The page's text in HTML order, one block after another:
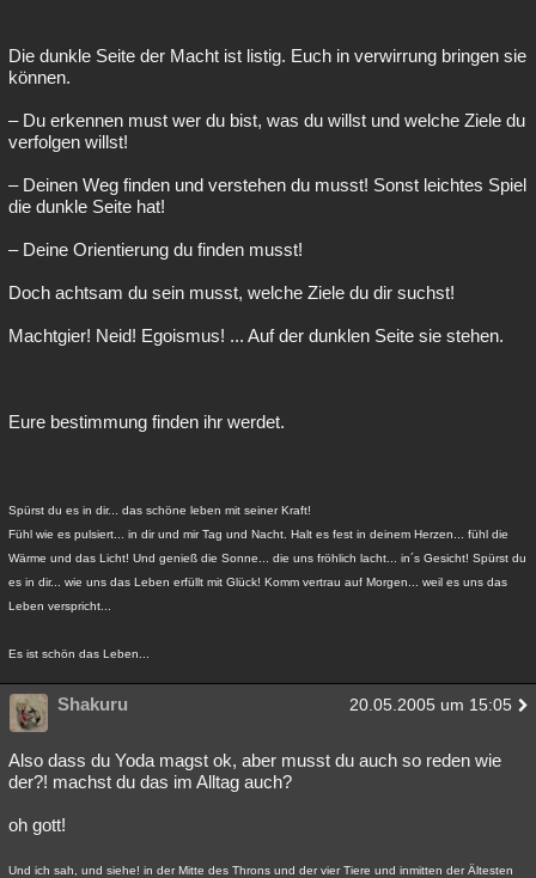
Die dunkle Seite der Macht ist listig. Euch in verwirrung bringen sie
können.
– Du erkennen must wer du bist, was du willst und welche Ziele du
verfolgen willst!
– Deinen Weg finden und verstehen du musst! Sonst leichtes Spiel
die dunkle Seite hat!
– Deine Orientierung du finden musst!
Doch achtsam du sein musst, welche Ziele du dir suchst!
Machtgier! Neid! Egoismus! ... Auf der dunklen Seite sie stehen.
Eure bestimmung finden ihr werdet.
Spürst du es in dir... das schöne leben mit seiner Kraft!
Fühl wie es pulsiert... in dir und mir Tag und Nacht. Halt es fest in deinem Herzen... fühl die
Wärme und das Licht! Und genieß die Sonne... die uns fröhlich lacht... in´s Gesicht! Spürst du
es in dir... wie uns das Leben erfüllt mit Glück! Komm vertrau auf Morgen... weil es uns das
Leben verspricht...
Es ist schön das Leben...
Shakuru 20.05.2005 um 15:05
Also dass du Yoda magst ok, aber musst du auch so reden wie
der?! machst du das im Alltag auch?
oh gott!
Und ich sah, und siehe! in der Mitte des Throns und der vier Tiere und inmitten der Ältesten